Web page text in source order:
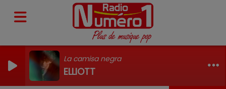
La camisa negra
ELLIOTT